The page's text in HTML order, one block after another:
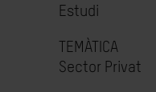
Estudi
TEMÀTICA
Sector Privat